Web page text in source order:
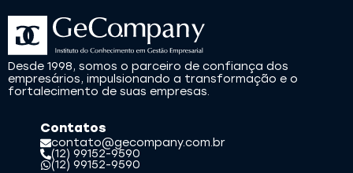
Desde 1998, somos o parceiro de confiança dos
empresários, impulsionando a transformação e o
fortalecimento de suas empresas.
Contatos
contato@gecompany.com.br
(12) 99152-9590
(12) 99152-9590